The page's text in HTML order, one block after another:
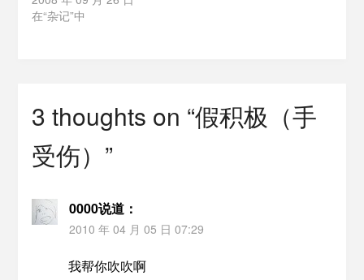
在“杂记”中
3 thoughts on “假积极（手
受伤） ”
0000说道：
2010 年 04 月 05 日 07:29
我帮你吹吹啊